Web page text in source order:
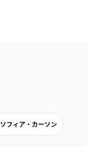
ソフィア・カーソン